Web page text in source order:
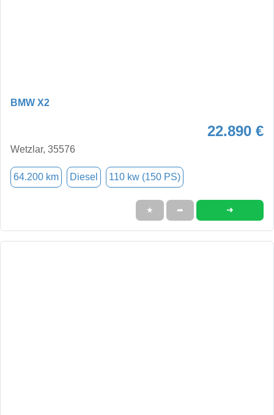
BMW X2
22.890 €
Wetzlar, 35576
64.200 km Diesel 110 kw (150 PS)
★ ➦ ➜